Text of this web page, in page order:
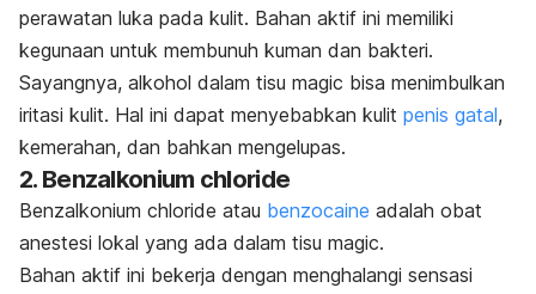
perawatan luka pada kulit. Bahan aktif ini memiliki
kegunaan untuk membunuh kuman dan bakteri.
Sayangnya, alkohol dalam tisu magic bisa menimbulkan
iritasi kulit. Hal ini dapat menyebabkan kulit penis gatal,
kemerahan, dan bahkan mengelupas.
2. Benzalkonium chloride
Benzalkonium chloride atau benzocaine adalah obat
anestesi lokal yang ada dalam tisu magic.
Bahan aktif ini bekerja dengan menghalangi sensasi